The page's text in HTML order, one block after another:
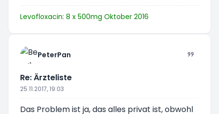
Levofloxacin: 8 x 500mg Oktober 2016
PeterPan
Re: Ärzteliste
25.11.2017, 19:03
Das Problem ist ja, das alles privat ist, obwohl